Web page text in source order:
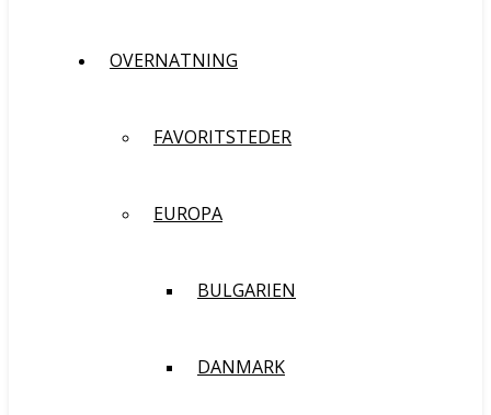
OVERNATNING
FAVORITSTEDER
EUROPA
BULGARIEN
DANMARK